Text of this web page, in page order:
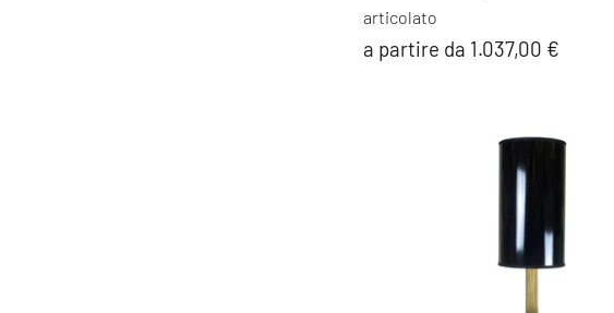
articolato
a partire da 1.037,00 €